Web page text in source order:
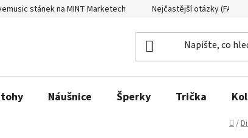
stánek na MINT Marketech Nejčastější otázky (FAQ)
Náušnice Šperky Trička
/